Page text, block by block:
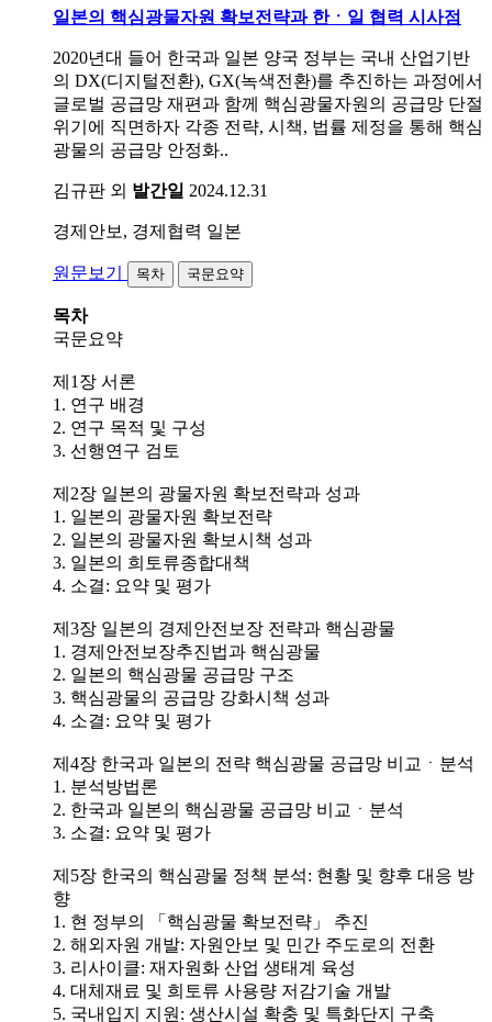
일본의 핵심광물자원 확보전략과 한ㆍ일 협력 시사점
2020년대 들어 한국과 일본 양국 정부는 국내 산업기반
의 DX(디지털전환), GX(녹색전환)를 추진하는 과정에서
글로벌 공급망 재편과 함께 핵심광물자원의 공급망 단절
위기에 직면하자 각종 전략, 시책, 법률 제정을 통해 핵심
광물의 공급망 안정화..
김규판 외 발간일 2024.12.31
경제안보, 경제협력 일본
원문보기 목차 국문요약
목차
국문요약
제1장 서론
1. 연구 배경
2. 연구 목적 및 구성
3. 선행연구 검토
제2장 일본의 광물자원 확보전략과 성과
1. 일본의 광물자원 확보전략
2. 일본의 광물자원 확보시책 성과
3. 일본의 희토류종합대책
4. 소결: 요약 및 평가
제3장 일본의 경제안전보장 전략과 핵심광물
1. 경제안전보장추진법과 핵심광물
2. 일본의 핵심광물 공급망 구조
3. 핵심광물의 공급망 강화시책 성과
4. 소결: 요약 및 평가
제4장 한국과 일본의 전략 핵심광물 공급망 비교ㆍ분석
1. 분석방법론
2. 한국과 일본의 핵심광물 공급망 비교ㆍ분석
3. 소결: 요약 및 평가
제5장 한국의 핵심광물 정책 분석: 현황 및 향후 대응 방
향
1. 현 정부의 「핵심광물 확보전략」 추진
2. 해외자원 개발: 자원안보 및 민간 주도로의 전환
3. 리사이클: 재자원화 산업 생태계 육성
4. 대체재료 및 희토류 사용량 저감기술 개발
5. 국내입지 지원: 생산시설 확충 및 특화단지 구축